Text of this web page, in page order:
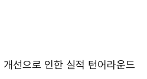
선으로 인한 실적 턴어라운드